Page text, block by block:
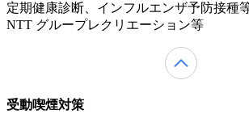
定期健康診断、インフルエンザ予防接種
NTT グループレクリエーション等
受動喫煙対策